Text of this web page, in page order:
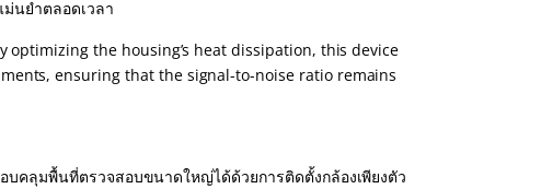
นยำตลอดเวลา
the housing’s heat dissipation, this device
ensuring that the signal-to-noise ratio remains
บคลุมพื้นที่ตรวจสอบขนาดใหญ่ได้ด้วยการติดตั้งกล้องเพียงตัว